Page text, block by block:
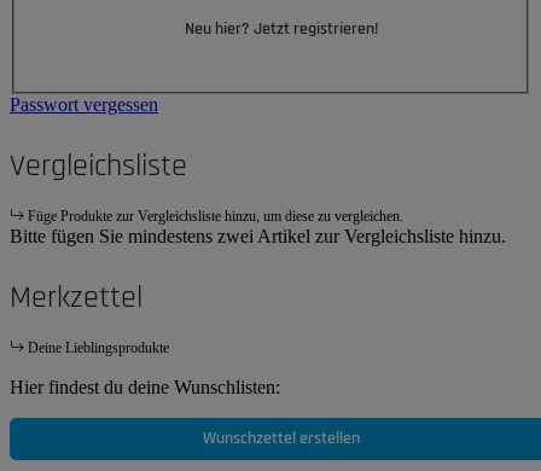
Neu hier? Jetzt registrieren!
Passwort vergessen
Vergleichsliste
Füge Produkte zur Vergleichsliste hinzu, um diese zu vergleichen.
Bitte fügen Sie mindestens zwei Artikel zur Vergleichsliste hinzu.
Merkzettel
Deine Lieblingsprodukte
Hier findest du deine Wunschlisten:
Wunschzettel erstellen